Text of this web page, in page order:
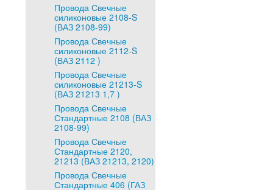
Провода Свечные
силиконовые 2108-S
(ВАЗ 2108-99)
Провода Свечные
силиконовые 2112-S
(ВАЗ 2112 )
Провода Свечные
силиконовые 21213-S
(ВАЗ 21213 1,7 )
Провода Свечные
Стандартные 2108 (ВАЗ
2108-99)
Провода Свечные
Стандартные 2120,
21213 (ВАЗ 21213, 2120)
Провода Свечные
Стандартные 406 (ГАЗ